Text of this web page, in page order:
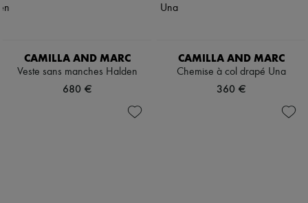
CAMILLA AND MARC
Veste sans manches Halden
680 €
CAMILLA AND MARC
Chemise à col drapé Una
360 €